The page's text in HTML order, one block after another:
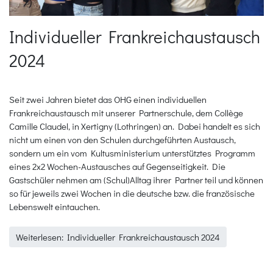
Individueller Frankreichaustausch
2024
Seit zwei Jahren bietet das OHG einen individuellen
Frankreichaustausch mit unserer Partnerschule, dem Collège
Camille Claudel, in Xertigny (Lothringen) an. Dabei handelt es sich
nicht um einen von den Schulen durchgeführten Austausch,
sondern um ein vom Kultusministerium unterstütztes Programm
eines 2x2 Wochen-Austausches auf Gegenseitigkeit. Die
Gastschüler nehmen am (Schul)Alltag ihrer Partner teil und können
so für jeweils zwei Wochen in die deutsche bzw. die französische
Lebenswelt eintauchen.
Weiterlesen: Individueller Frankreichaustausch 2024